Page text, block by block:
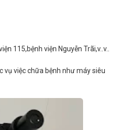
115,bệnh viện Nguyễn Trãi,v..v..
vụ việc chữa bệnh như máy siêu